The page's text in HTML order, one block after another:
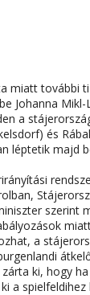
miatt további
Johanna
a
és
léptetik majd
szerint
a
ki, hogy
a